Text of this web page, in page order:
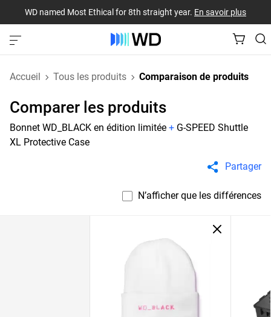
WD named Most Ethical for 8th straight year. En savoir plus
Accueil Tous les produits Comparaison de produits
Comparer les produits
Bonnet WD_BLACK en édition limitée + G-SPEED Shuttle
XL Protective Case
Partager
N’afficher que les différences